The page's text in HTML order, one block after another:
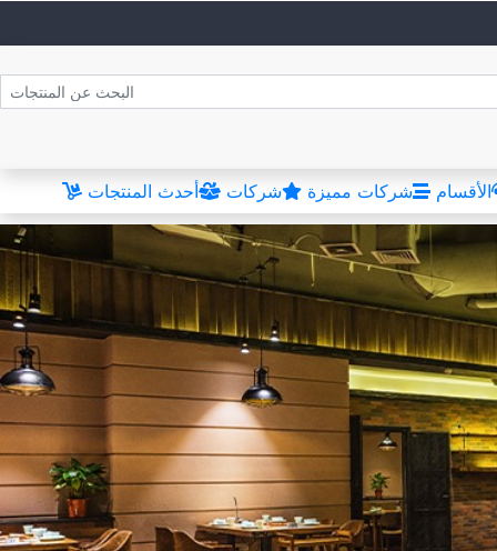
أحدث المنتجات
شركات شركات مميزة الأقسام